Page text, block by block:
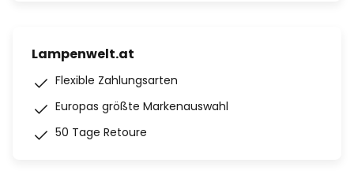
Lampenwelt.at
Flexible Zahlungsarten
Europas größte Markenauswahl
50 Tage Retoure